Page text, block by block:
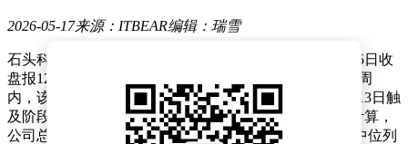
2026-05-17来源：ITBEAR编辑：瑞雪
石头科技（688169）近日股价呈现小幅波动，截至5月15日收
盘报122.12元，较前一周收盘价120.87元上涨1.03%。本周
内，该股价格波动区间为113.91元至124.98元，其中5月13日触
及阶段低点，5月15日创下本周最高价。按最新收盘价计算，
公司总市值达316.42亿元，在小家电行业20家上市公司中位列